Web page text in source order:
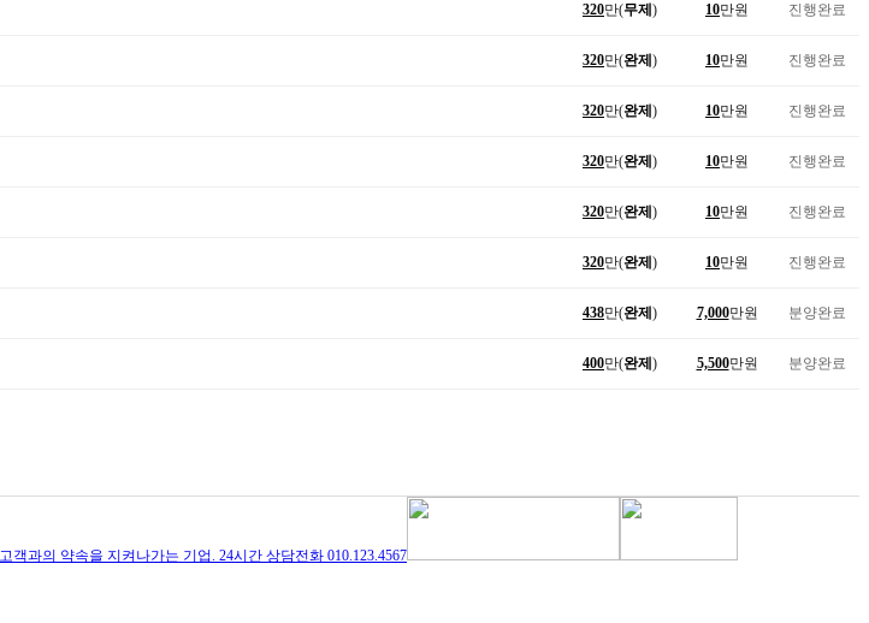
320만(무제 ) 10만원 진행완료
320만(완제 ) 10만원 진행완료
320만(완제 ) 10만원 진행완료
320만(완제 ) 10만원 진행완료
320만(완제 ) 10만원 진행완료
320만(완제 ) 10만원 진행완료
438만(완제 ) 7,000만원 분양완료
400만(완제 ) 5,500만원 분양완료